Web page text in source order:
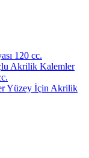
120 cc.
Akrilik Kalemler
Yüzey İçin Akrilik